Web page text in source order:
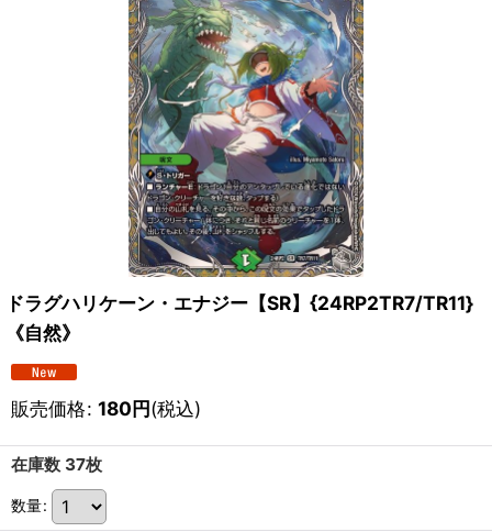
ドラグハリケーン・エナジー【SR】{24RP2TR7/TR11}
《自然》
販売価格: 180円(税込)
在庫数 37枚
数量: